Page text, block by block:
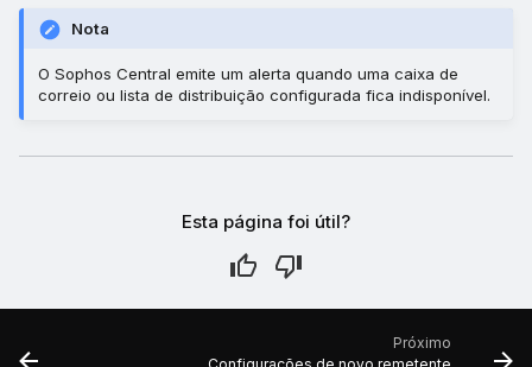
Nota
O Sophos Central emite um alerta quando uma caixa de
correio ou lista de distribuição configurada fica indisponível.
Esta página foi útil?
Próximo